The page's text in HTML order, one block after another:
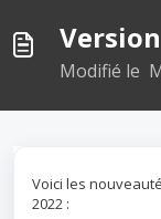
Modifié le
Voici les
2022 :